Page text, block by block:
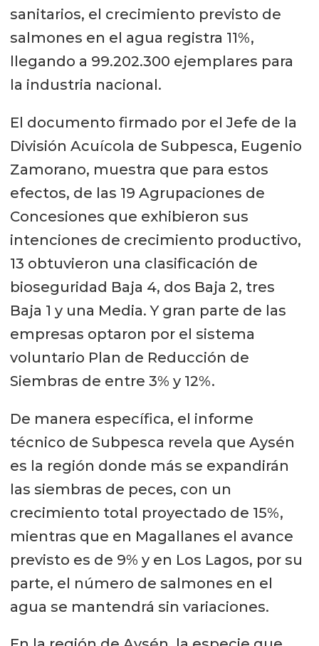
sanitarios, el crecimiento previsto de
salmones en el agua registra 11%,
llegando a 99.202.300 ejemplares para
la industria nacional.
El documento firmado por el Jefe de la
División Acuícola de Subpesca, Eugenio
Zamorano, muestra que para estos
efectos, de las 19 Agrupaciones de
Concesiones que exhibieron sus
intenciones de crecimiento productivo,
13 obtuvieron una clasificación de
bioseguridad Baja 4, dos Baja 2, tres
Baja 1 y una Media. Y gran parte de las
empresas optaron por el sistema
voluntario Plan de Reducción de
Siembras de entre 3% y 12%.
De manera específica, el informe
técnico de Subpesca revela que Aysén
es la región donde más se expandirán
las siembras de peces, con un
crecimiento total proyectado de 15%,
mientras que en Magallanes el avance
previsto es de 9% y en Los Lagos, por su
parte, el número de salmones en el
agua se mantendrá sin variaciones.